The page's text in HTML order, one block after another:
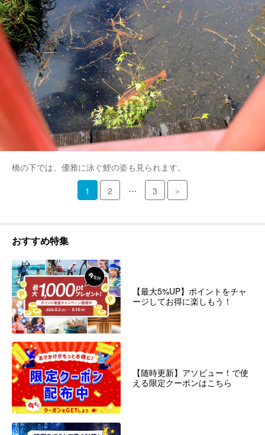
橋の下では、優雅に泳ぐ鯉の姿も見られます。
1 2 … 3 ＞
おすすめ特集
【最大5%UP】ポイントをチャ
ージしてお得に楽しもう！
【随時更新】アソビュー！で使
える限定クーポンはこちら